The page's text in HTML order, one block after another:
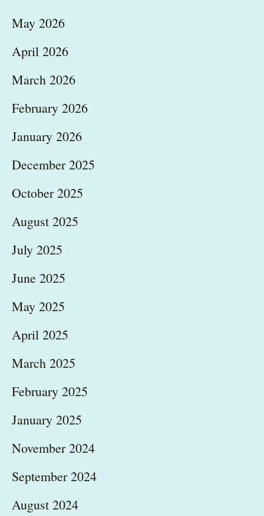
May 2026
April 2026
March 2026
February 2026
January 2026
December 2025
October 2025
August 2025
July 2025
June 2025
May 2025
April 2025
March 2025
February 2025
January 2025
November 2024
September 2024
August 2024